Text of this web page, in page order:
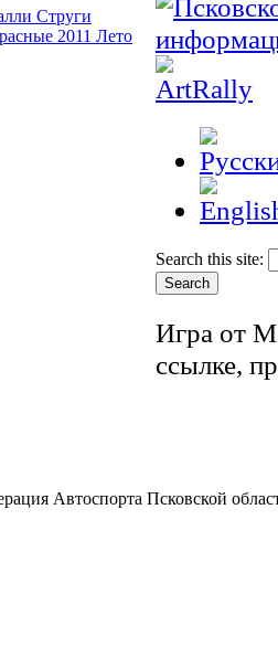
Струги
2011 Лето
Search this site:
Игра от
ссылке,
Автоспорта Псковской